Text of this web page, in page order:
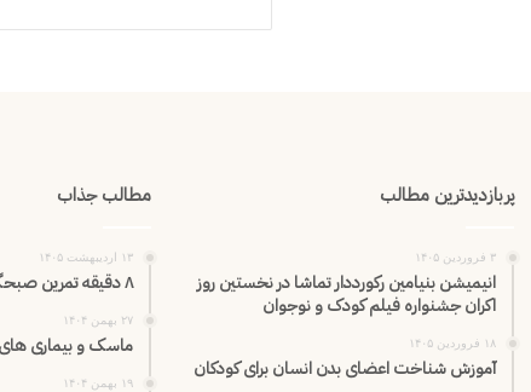
پربازدیدترین مطالب
۳ فروردین ۱۴۰۵
انیمیشن بنیامین رکورددار تماشا در نخستین روز
اکران‌ جشنواره فیلم کودک و نوجوان
۱۸ فروردین ۱۴۰۵
آموزش شناخت اعضای بدن انسان برای کودکان
مطالب جذاب
۱۳ اردیبهشت ۱۴۰۵
۸ دقیقه تمرین صبحگاهی برای کودکان
۲۷ بهمن ۱۴۰۴
ماسک و بیماری
۱۹ بهمن ۱۴۰۴